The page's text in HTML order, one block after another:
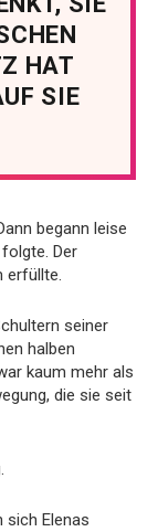
HAT
SIE
begann leise
Der
erfüllte.
seiner
halben
kaum mehr als
die sie seit
sich Elenas